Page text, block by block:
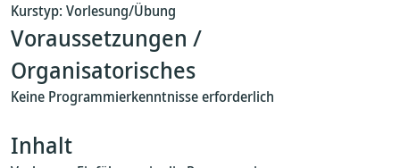
Kurstyp: Vorlesung/Übung
Voraussetzungen /
Organisatorisches
Keine Programmierkenntnisse erforderlich
Inhalt